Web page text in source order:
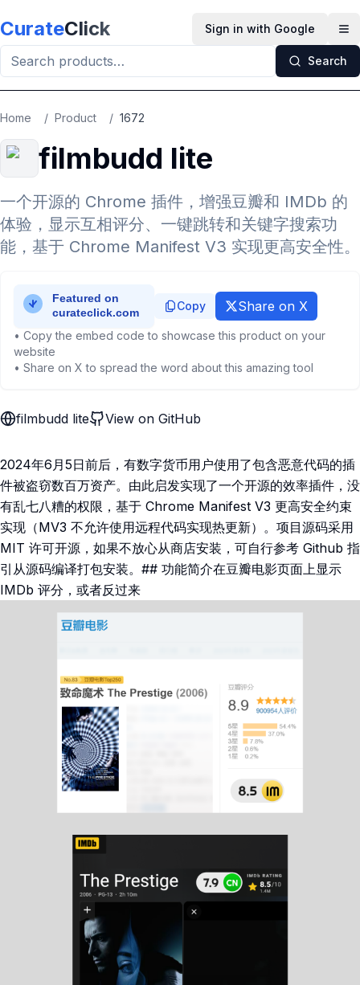
CurateClick Sign in with Google
Search
Home / Product / 1672
filmbudd lite
一个开源的 Chrome 插件，增强豆瓣和 IMDb 的
体验，显示互相评分、一键跳转和关键字搜索功
能，基于 Chrome Manifest V3 实现更高安全性。
Copy Share on X
• Copy the embed code to showcase this product on your
website
• Share on X to spread the word about this amazing tool
filmbudd lite View on GitHub
2024年6月5日前后，有数字货币用户使用了包含恶意代码的插
件被盗窃数百万资产。由此启发实现了一个开源的效率插件，没
有乱七八糟的权限，基于 Chrome Manifest V3 更高安全约束
实现（MV3 不允许使用远程代码实现热更新）。项目源码采用
MIT 许可开源，如果不放心从商店安装，可自行参考 Github 指
引从源码编译打包安装。## 功能简介在豆瓣电影页面上显示
IMDb 评分，或者反过来